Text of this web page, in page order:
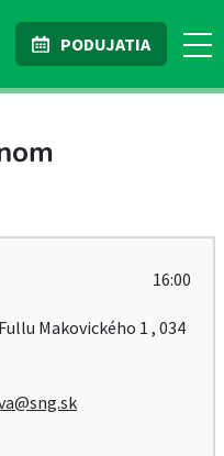
PODUJATIA
16:00
Makovického 1 , 034